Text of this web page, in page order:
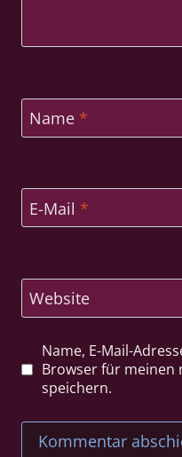
Name *
E-Mail *
Website
Name, E-Mail-
Browser für meinen
speichern.